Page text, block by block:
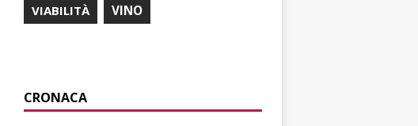
VIABILITÀ VINO
CRONACA